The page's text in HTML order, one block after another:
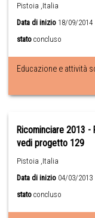
Pistoia ,Italia
Data di inizio 18/09/2014
stato concluso
Educazione e attività
Ricominciare 2013
vedi progetto 129
Pistoia ,Italia
Data di inizio 04/03/2013
stato concluso